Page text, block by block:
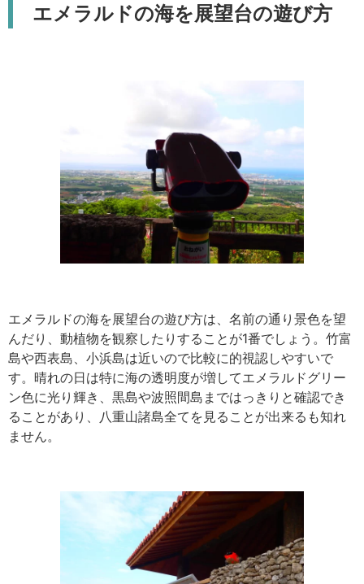
エメラルドの海を展望台の遊び方
エメラルドの海を展望台の遊び方は、名前の通り景色を望
んだり、動植物を観察したりすることが1番でしょう。竹富
島や西表島、小浜島は近いので比較に的視認しやすいで
す。晴れの日は特に海の透明度が増してエメラルドグリー
ン色に光り輝き、黒島や波照間島まではっきりと確認でき
ることがあり、八重山諸島全てを見ることが出来るも知れ
ません。